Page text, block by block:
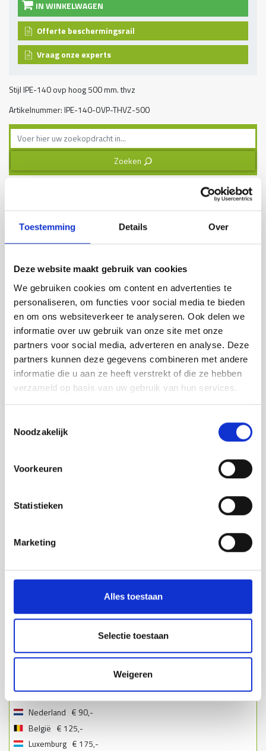
Toestemming Details Over
Deze website maakt gebruik van cookies
We gebruiken cookies om content en advertenties te
personaliseren, om functies voor social media te bieden
en om ons websiteverkeer te analyseren. Ook delen we
informatie over uw gebruik van onze site met onze
partners voor social media, adverteren en analyse. Deze
partners kunnen deze gegevens combineren met andere
informatie die u aan ze heeft verstrekt of die ze hebben
verzameld op basis van uw gebruik van hun services.
Noodzakelijk
Voorkeuren
Statistieken
Marketing
Alles toestaan
Selectie toestaan
Weigeren
Zoeken 3
Belijning producten
Aanrijdpalen
Beschermrail B
Beschermrail A
Kolombeschermers
RVS aanrijbeveiliging
Beschermbeugels
Wielgeleiding
Stellingbescherming
Verkeersdrempels
Tijdelijke afzettingen
Bebording
Varkensruggen
SALE
BETAALMOGELIJKHEDEN
VERZENDMOGELIJKHEDEN
Nederland € 90,-
België € 125,-
Luxemburg € 175,-
Stijl IPE-140 ovp hoog 500 mm. thvz
Artikelnummer: IPE-140-OVP-THVZ-500
IN WINKELWAGEN
Offerte beschermingsrail
Vraag onze experts